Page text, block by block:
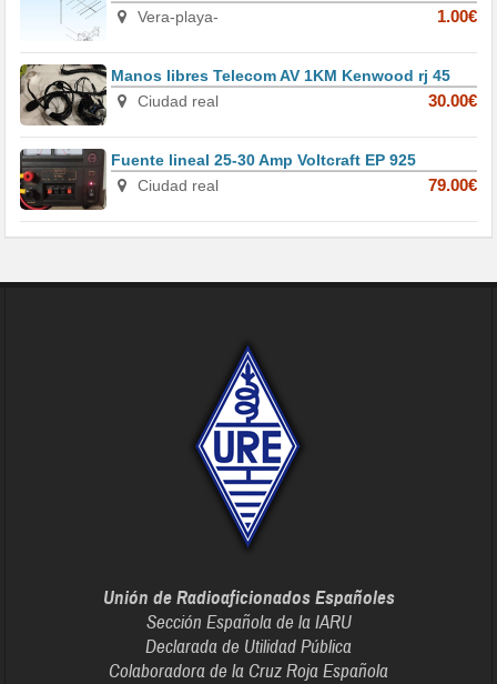
Vera-playa-
1.00€
Manos libres Telecom AV 1KM Kenwood rj 45
Ciudad real
30.00€
Fuente lineal 25-30 Amp Voltcraft EP 925
Ciudad real
79.00€
Unión de Radioaficionados Españoles
Sección Española de la IARU
Declarada de Utilidad Pública
Colaboradora de la Cruz Roja Española